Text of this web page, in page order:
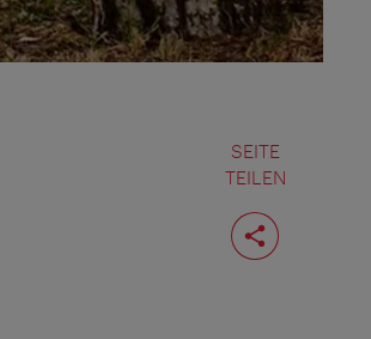
SEITE
TEILEN
Seite
teilen